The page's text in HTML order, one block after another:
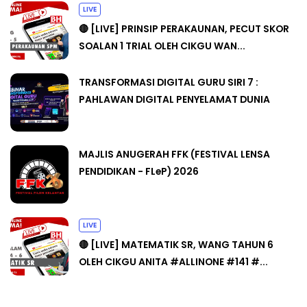
LIVE
🔴 [LIVE] PRINSIP PERAKAUNAN, PECUT SKOR
SOALAN 1 TRIAL OLEH CIKGU WAN...
TRANSFORMASI DIGITAL GURU SIRI 7 :
PAHLAWAN DIGITAL PENYELAMAT DUNIA
MAJLIS ANUGERAH FFK (FESTIVAL LENSA
PENDIDIKAN - FLeP) 2026
LIVE
🔴 [LIVE] MATEMATIK SR, WANG TAHUN 6
OLEH CIKGU ANITA #ALLINONE #141 #...